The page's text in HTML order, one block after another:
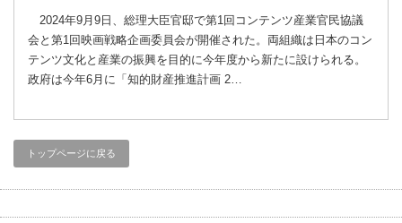
2024年9月9日、総理大臣官邸で第1回コンテンツ産業官民協議
会と第1回映画戦略企画委員会が開催された。両組織は日本のコン
テンツ文化と産業の振興を目的に今年度から新たに設けられる。
政府は今年6月に「知的財産推進計画 2…
トップページに戻る